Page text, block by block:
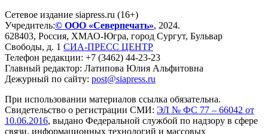
Сетевое издание siapress.ru (16+)
Учредитель:© ООО «Северпечать», 2024.
628403, Россия, ХМАО-Югра, город Сургут, Бульвар
Свободы, д. 1 СИА-ПРЕСС ЦЕНТР
Телефон редакции: +7 (3462) 44-23-23
Главный редактор: Латипова Юлия Альфитовна
Дежурный по сайту: post@siapress.ru
При использовании материалов ссылка обязательна.
Свидетельство о регистрации СМИ: ЭЛ № ФС 77 – 66042 от
10.06.2016, выдано Федеральной службой по надзору в сфере
связи, информационных технологий и массовых